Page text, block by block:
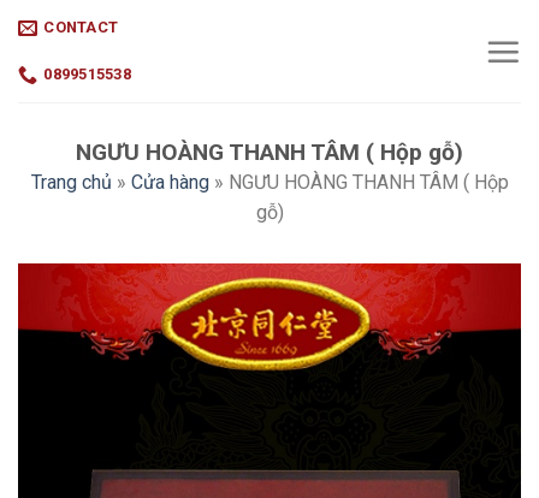
content
CONTACT
0899515538
NGƯU HOÀNG THANH TÂM ( Hộp gỗ)
Trang chủ » Cửa hàng» NGƯU HOÀNG THANH TÂM ( Hộp
gỗ)